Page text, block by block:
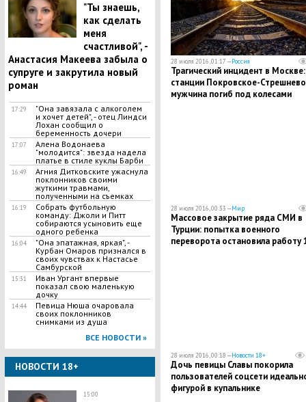
"Ты знаешь,
как сделать
меня
счастливой", -
Анастасия Макеева забыла о
супруге и закрутила новый
роман
17:29
"Она завязала с алкоголем
и хочет детей", - отец Линдси
Лохан сообщил о
беременность дочери
17:07
Алена Водонаева
"молодится": звезда надела
платье в стиле куклы Барби
16:49
Агния Дитковските ужаснула
поклонников своими
жуткими травмами,
полученными на съемках
16:19
Собрать футбольную
команду: Джоли и Питт
собираются усыновить еще
одного ребенка
16:04
"Она эпатажная, яркая", -
Курбан Омаров признался в
своих чувствах к Настасье
Самбурской
15:31
Иван Ургант впервые
показал свою маленькую
дочку
14:44
Певица Нюша очаровала
своих поклонников
снимками из душа
ВСЕ НОВОСТИ »
НОВОСТИ 18+
15:00
28 июля 2016, 01:17 —Россия
​Трагический инцидент в
станции Покровское-Стрешнево
мужчина погиб под колесами
28 июля 2016, 00:33 —Мир
​Массовое закрытие ряда СМИ в
Турции: попытка военного
переворота остановила работу
28 июля 2016, 00:18 —Новости 18+
Дочь певицы Славы покорила
пользователей соцсети
фигурой в купальнике